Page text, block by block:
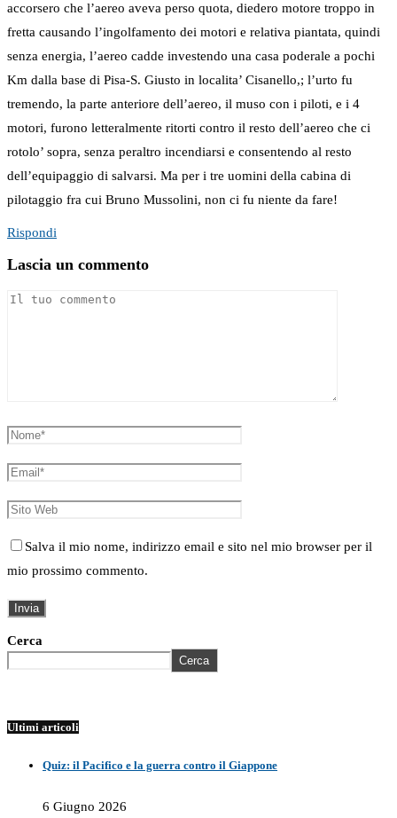
accorsero che l’aereo aveva perso quota, diedero motore troppo in
fretta causando l’ingolfamento dei motori e relativa piantata, quindi
senza energia, l’aereo cadde investendo una casa poderale a pochi
Km dalla base di Pisa-S. Giusto in localita’ Cisanello,; l’urto fu
tremendo, la parte anteriore dell’aereo, il muso con i piloti, e i 4
motori, furono letteralmente ritorti contro il resto dell’aereo che ci
rotolo’ sopra, senza peraltro incendiarsi e consentendo al resto
dell’equipaggio di salvarsi. Ma per i tre uomini della cabina di
pilotaggio fra cui Bruno Mussolini, non ci fu niente da fare!
Rispondi
Lascia un commento
Salva il mio nome, indirizzo email e sito nel mio browser per il
mio prossimo commento.
Cerca
Cerca
Ultimi articoli
Quiz: il Pacifico e la guerra contro il Giappone
6 Giugno 2026